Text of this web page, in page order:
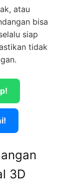
atau
bisa
siap
tidak
3D